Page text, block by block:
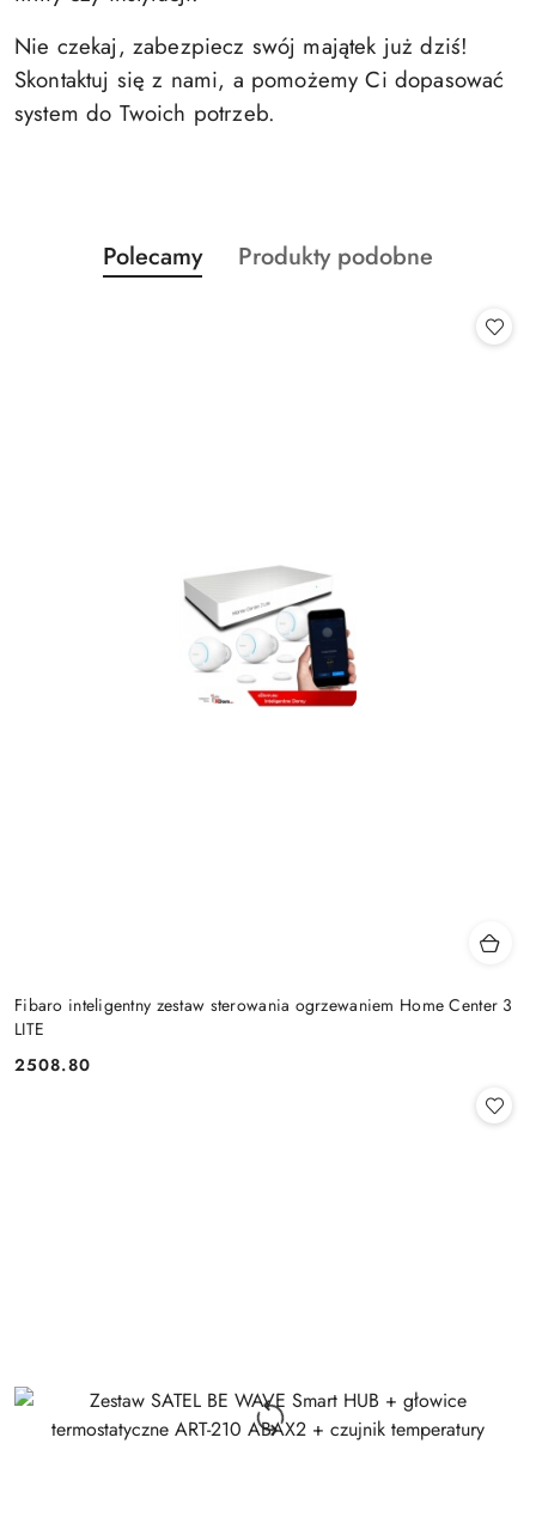
Nie czekaj, zabezpiecz swój majątek już dziś!
Skontaktuj się z nami, a pomożemy Ci dopasować
system do Twoich potrzeb.
Pomiń karuzelę produktów
Produkty
o
Polecamy
Produkty
Produkty podobne
Fibaro inteligentny zestaw sterowania ogrzewaniem Home Center 3
LITE
Cena:
2508.80